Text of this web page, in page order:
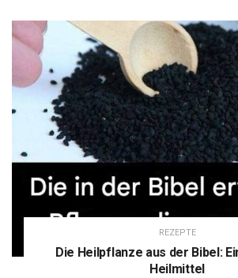
REZEPTE
Die Heilpflanze aus der Bibel:
Heilmittel